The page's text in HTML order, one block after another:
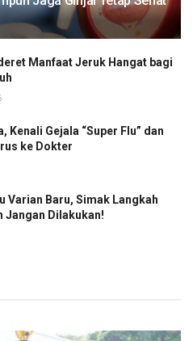
Manfaat Jeruk Hangat bagi
Kenali Gejala “Super Flu” dan
ke Dokter
Varian Baru, Simak Langkah
Jangan Dilakukan!